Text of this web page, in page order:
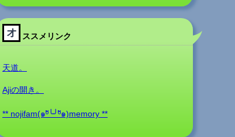
オ ススメリンク
天道。
Ajiの開き。
** nojifam(๑ºั╰╯ºั๑)memory **